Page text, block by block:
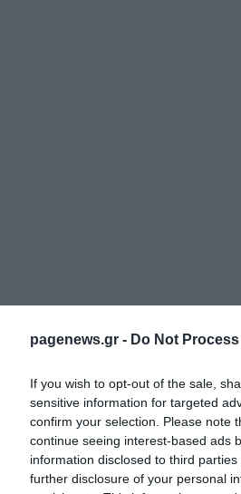
pagenews.gr - Do Not
If you wish to opt-out of the sale,
sensitive information for targeted
confirm your selection. Please note
continue seeing interest-based ads
information disclosed to third
further disclosure of your personal
του κυβερνητικού
για capital
και πλειστηριασμούς